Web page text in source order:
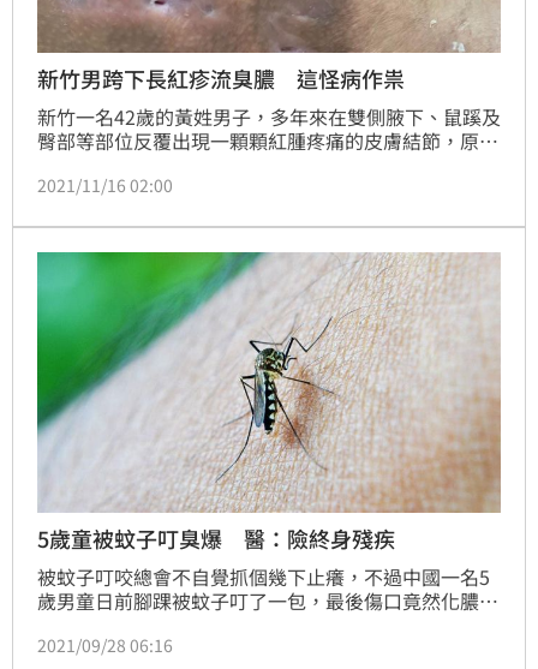
新竹男跨下長紅疹流臭膿 這怪病作祟
新竹一名42歲的黃姓男子，多年來在雙側腋下、鼠蹊及
臀部等部位反覆出現一顆顆紅腫疼痛的皮膚結節，原以
緩，但最近發病處的皮膚漸漸形成一塊塊堅硬的疤痕組
新竹臺大分院皮膚部醫師陳威宇確診為「化膿性汗腺
炎」，目前正治療控制中。
2021/11/16 02:00
5歲童被蚊子叮臭爆 醫：險終身殘疾
被蚊子叮咬總會不自覺抓個幾下止癢，不過中國一名5
歲男童日前腳踝被蚊子叮了一包，最後傷口竟然化膿，
能會終身殘疾。（蔣季容報導）
2021/09/28 06:16